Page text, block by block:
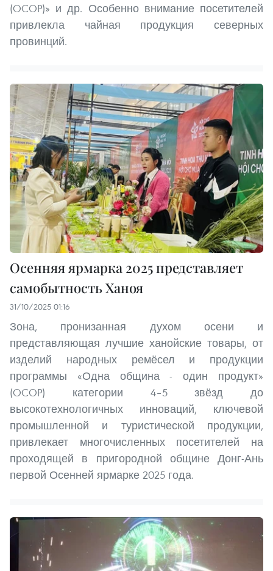
(OCOP)» и др. Особенно внимание посетителей
привлекла чайная продукция северных
провинций.
Осенняя ярмарка 2025 представляет
самобытность Ханоя
31/10/2025 01:16
Зона, пронизанная духом осени и
представляющая лучшие ханойские товары, от
изделий народных ремёсел и продукции
программы «Одна община - один продукт»
(OCOP) категории 4–5 звёзд до
высокотехнологичных инноваций, ключевой
промышленной и туристической продукции,
привлекает многочисленных посетителей на
проходящей в пригородной общине Донг-Ань
первой Осенней ярмарке 2025 года.